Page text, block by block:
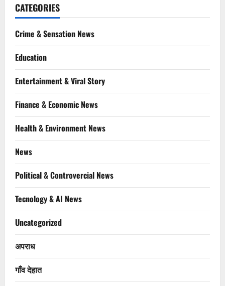
CATEGORIES
Crime & Sensation News
Education
Entertainment & Viral Story
Finance & Economic News
Health & Environment News
News
Political & Controvercial News
Tecnology & AI News
Uncategorized
अपराध
गाँव देहात